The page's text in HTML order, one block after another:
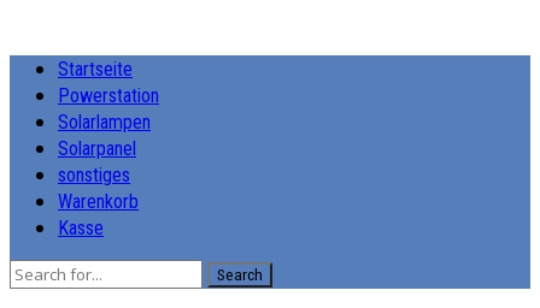
Startseite
Powerstation
Solarlampen
Solarpanel
sonstiges
Warenkorb
Kasse
Search